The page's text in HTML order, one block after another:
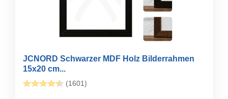
JCNORD Schwarzer MDF Holz Bilderrahmen
15x20 cm...
(1601)